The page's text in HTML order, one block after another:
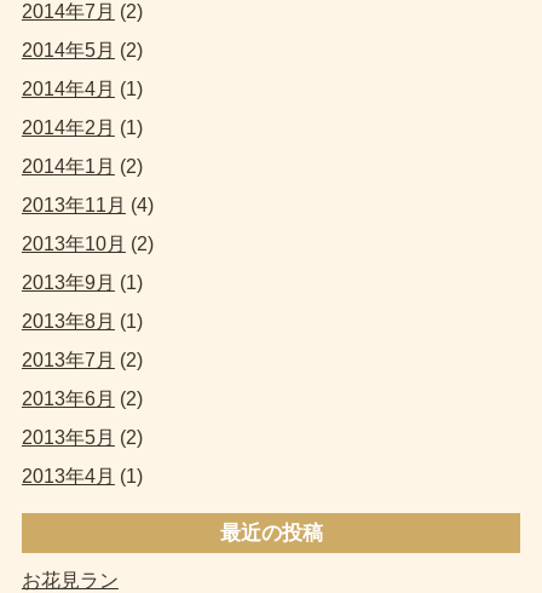
2014年7月 (2)
2014年5月 (2)
2014年4月 (1)
2014年2月 (1)
2014年1月 (2)
2013年11月 (4)
2013年10月 (2)
2013年9月 (1)
2013年8月 (1)
2013年7月 (2)
2013年6月 (2)
2013年5月 (2)
2013年4月 (1)
最近の投稿
お花見ラン